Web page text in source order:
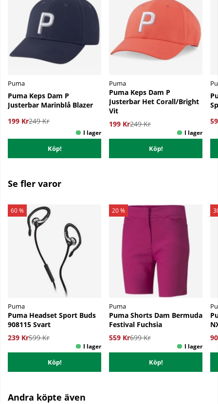
Puma
Puma Keps Dam P
Justerbar Marinblå Blazer
199 Kr249 Kr
Köp!
Puma
Puma Keps Dam P
Justerbar Het Corall/Bright
Vit
199 Kr249 Kr
Köp!
Se fler varor
60 %
Puma
Puma Headset Sport Buds
908115 Svart
239 Kr599 Kr
Köp!
20 %
Puma
Puma Shorts Dam Bermuda
Festival Fuchsia
559 Kr699 Kr
Köp!
Andra köpte även